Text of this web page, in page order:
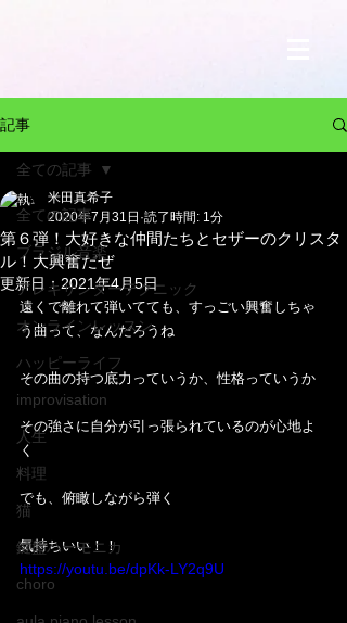
記事
全ての記事
ブラジル音楽
アレキサンダーテクニック
オンラインレッスン
ハッピーライフ
improvisation
人生
料理
猫
鍵盤ハーモニカ
choro
全ての記事
第６弾！大好きな仲間たちとセザーのクリスタ
ル！大興奮だぜ
米田真希子
2020年7月31日 読了時間: 1分
更新日：2021年4月5日
遠くで離れて弾いてても、すっごい興奮しちゃ
う曲って、なんだろうね
その曲の持つ底力っていうか、性格っていうか
その強さに自分が引っ張られているのが心地よ
く
でも、俯瞰しながら弾く
気持ちいい！！
https://youtu.be/dpKk-LY2q9U